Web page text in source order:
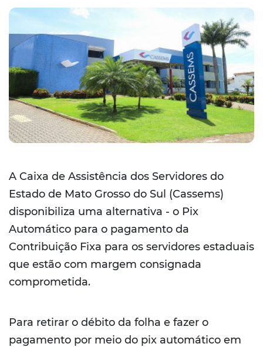
A Caixa de Assistência dos Servidores do
Estado de Mato Grosso do Sul (Cassems)
disponibiliza uma alternativa - o Pix
Automático para o pagamento da
Contribuição Fixa para os servidores estaduais
que estão com margem consignada
comprometida.
Para retirar o débito da folha e fazer o
pagamento por meio do pix automático em